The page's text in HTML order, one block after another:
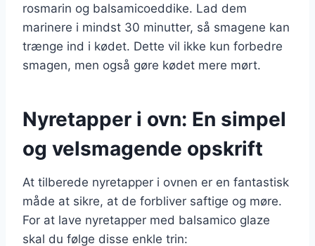
rosmarin og balsamicoeddike. Lad dem
marinere i mindst 30 minutter, så smagene kan
trænge ind i kødet. Dette vil ikke kun forbedre
smagen, men også gøre kødet mere mørt.
Nyretapper i ovn: En simpel
og velsmagende opskrift
At tilberede nyretapper i ovnen er en fantastisk
måde at sikre, at de forbliver saftige og møre.
For at lave nyretapper med balsamico glaze
skal du følge disse enkle trin: